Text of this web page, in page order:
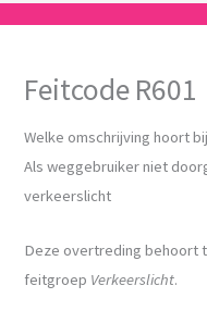
Feitcode R601
Welke omschrijving hoort
Als weggebruiker niet
verkeerslicht
Deze overtreding behoort
feitgroep Verkeerslicht.